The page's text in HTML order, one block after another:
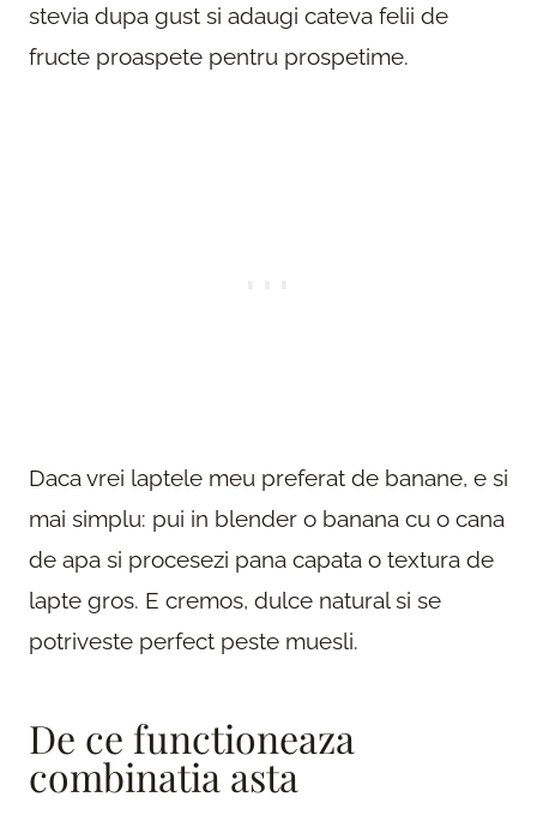
stevia dupa gust si adaugi cateva felii de
fructe proaspete pentru prospetime.
Daca vrei laptele meu preferat de banane, e si
mai simplu: pui in blender o banana cu o cana
de apa si procesezi pana capata o textura de
lapte gros. E cremos, dulce natural si se
potriveste perfect peste muesli.
De ce functioneaza
combinatia asta